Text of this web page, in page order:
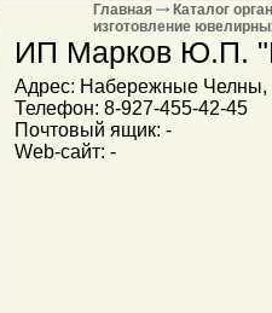
Главная
Каталог
изготовление
ИП Марков Ю.П.
Адрес: Набережные Челны,
Телефон: 8-927-455-42-45
Почтовый ящик: -
Web-сайт: -